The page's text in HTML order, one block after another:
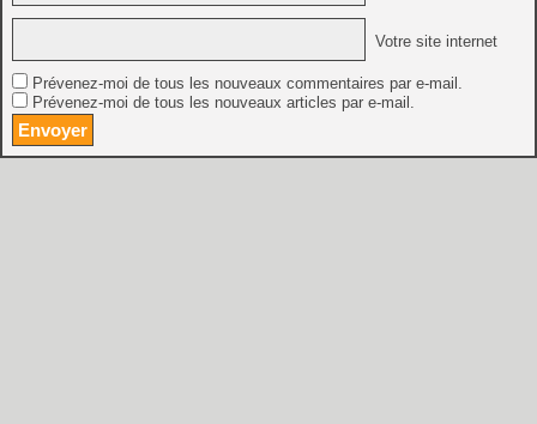
Votre site internet
Prévenez-moi de tous les nouveaux commentaires par e-mail.
Prévenez-moi de tous les nouveaux articles par e-mail.